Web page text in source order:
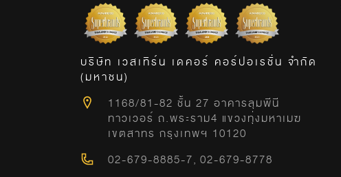
บริษัท เวสเทิร์น เดคอร์ คอร์ปอเรชั่น จำกัด
(มหาชน)
1168/81-82 ชั้น 27 อาคารลุมพีนี
ทาวเวอร์ ถ.พระราม4 แขวงทุ่งมหาเมฆ
เขตสาทร กรุงเทพฯ 10120
02-679-8885-7, 02-679-8778